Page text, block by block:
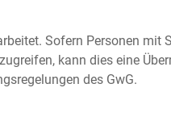
Sofern Personen
kann dies eine
des GwG.